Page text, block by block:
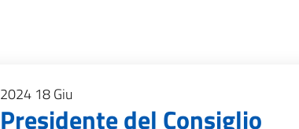
2024 18Giu
Presidente del Consiglio